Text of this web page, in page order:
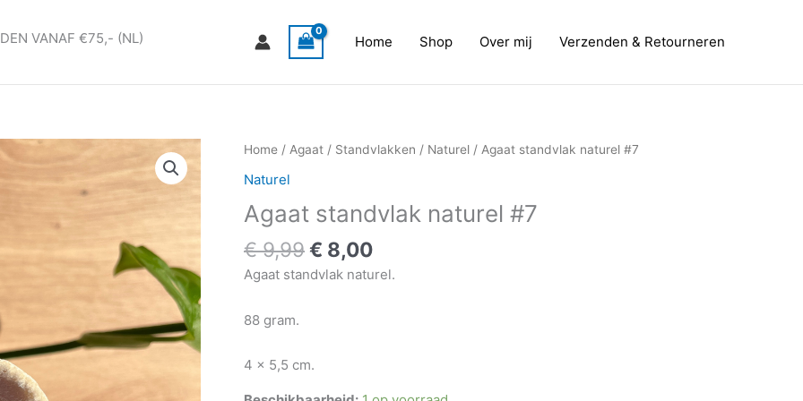
VANAF €75,- (NL) Home Shop Over mij Verzenden & Retourneren
Home / Agaat / Standvlakken / Naturel / Agaat standvlak naturel #7
Naturel
Agaat standvlak naturel #7
€9,99
Oorspronkelijke
€ 9,99.
€ 8,00
Huidige
€ 8,00.
Agaat standvlak naturel.
88 gram.
4 x 5,5 cm.
Agaat
naturel
#7